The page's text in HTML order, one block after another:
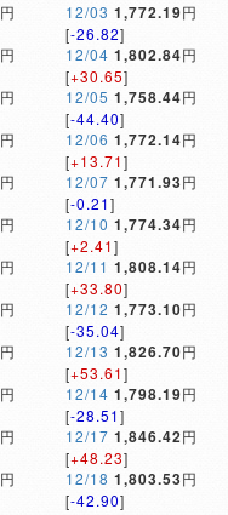
円
円
円
円
円
円
円
円
円
円
円
円
12/03 1,772.19円
[-26.82]
12/04 1,802.84円
[+30.65]
12/05 1,758.44円
[-44.40]
12/06 1,772.14円
[+13.71]
12/07 1,771.93円
[-0.21]
12/10 1,774.34円
[+2.41]
12/11 1,808.14円
[+33.80]
12/12 1,773.10円
[-35.04]
12/13 1,826.70円
[+53.61]
12/14 1,798.19円
[-28.51]
12/17 1,846.42円
[+48.23]
12/18 1,803.53円
[-42.90]